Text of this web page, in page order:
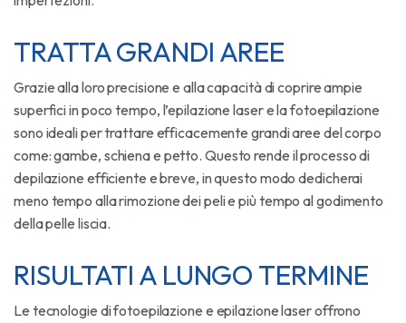
TRATTA GRANDI AREE
Grazie alla loro precisione e alla capacità di coprire ampie
superfici in poco tempo, l’epilazione laser e la fotoepilazione
sono ideali per trattare efficacemente grandi aree del corpo
come: gambe, schiena e petto. Questo rende il processo di
depilazione efficiente e breve, in questo modo dedicherai
meno tempo alla rimozione dei peli e più tempo al godimento
della pelle liscia.
RISULTATI A LUNGO TERMINE
Le tecnologie di fotoepilazione e epilazione laser offrono